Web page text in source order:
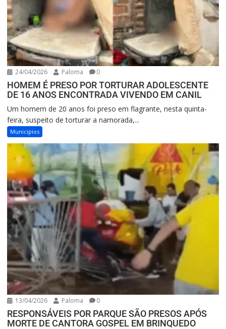
24/04/2026 Paloma 0
HOMEM É PRESO POR TORTURAR ADOLESCENTE
DE 16 ANOS ENCONTRADA VIVENDO EM CANIL
Um homem de 20 anos foi preso em flagrante, nesta quinta-
feira, suspeito de torturar a namorada,...
Municipios
13/04/2026 Paloma 0
RESPONSÁVEIS POR PARQUE SÃO PRESOS APÓS
MORTE DE CANTORA GOSPEL EM BRINQUEDO